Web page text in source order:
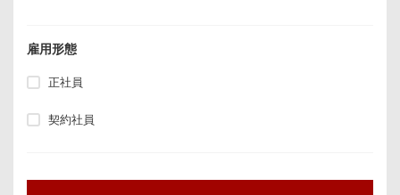
雇用形態
正社員
契約社員